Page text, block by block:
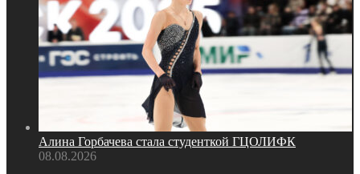
Алина Горбачева стала студенткой ГЦОЛИФК
08.08.2026